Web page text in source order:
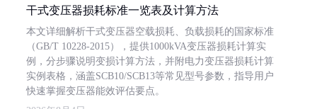
干式变压器损耗标准一览表及计算方法
本文详细解析干式变压器空载损耗、负载损耗的国家标准
（GB/T 10228-2015），提供1000kVA变压器损耗计算实
例，分步骤说明变损计算方法，并附电力变压器损耗计算
实例表格，涵盖SCB10/SCB13等常见型号参数，指导用户
快速掌握变压器能效评估要点。